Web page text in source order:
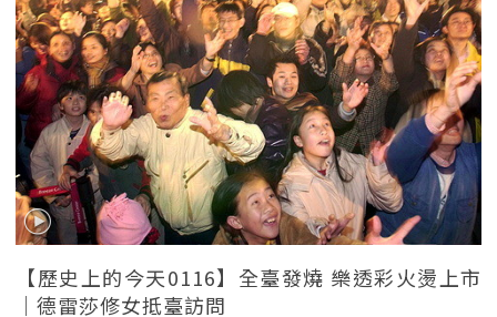
【歷史上的今天0116】全臺發燒 樂透彩火燙上市
｜德雷莎修女抵臺訪問